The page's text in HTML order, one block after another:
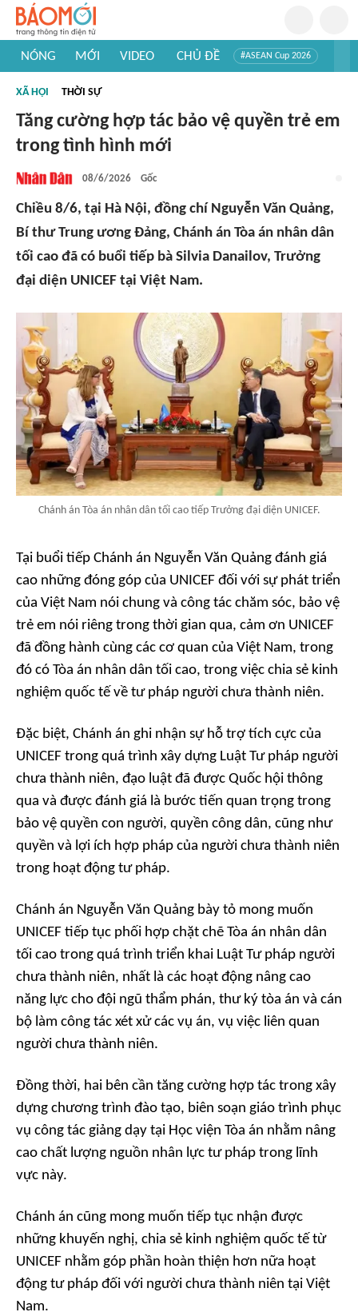
NÓNG MỚI VIDEO CHỦ ĐỀ #ASEAN Cup 2026
#Khám phá thế giới
XÃ HỘI THỜI SỰ
Tăng cường hợp tác bảo vệ quyền trẻ em
trong tình hình mới
08/6/2026 Gốc
Chiều 8/6, tại Hà Nội, đồng chí Nguyễn Văn Quảng,
Bí thư Trung ương Đảng, Chánh án Tòa án nhân dân
tối cao đã có buổi tiếp bà Silvia Danailov, Trưởng
đại diện UNICEF tại Việt Nam.
Chánh án Tòa án nhân dân tối cao tiếp Trưởng đại diện UNICEF.
Tại buổi tiếp Chánh án Nguyễn Văn Quảng đánh giá
cao những đóng góp của UNICEF đối với sự phát triển
của Việt Nam nói chung và công tác chăm sóc, bảo vệ
trẻ em nói riêng trong thời gian qua, cảm ơn UNICEF
đã đồng hành cùng các cơ quan của Việt Nam, trong
đó có Tòa án nhân dân tối cao, trong việc chia sẻ kinh
nghiệm quốc tế về tư pháp người chưa thành niên.
Đặc biệt, Chánh án ghi nhận sự hỗ trợ tích cực của
UNICEF trong quá trình xây dựng Luật Tư pháp người
chưa thành niên, đạo luật đã được Quốc hội thông
qua và được đánh giá là bước tiến quan trọng trong
bảo vệ quyền con người, quyền công dân, cũng như
quyền và lợi ích hợp pháp của người chưa thành niên
trong hoạt động tư pháp.
Chánh án Nguyễn Văn Quảng bày tỏ mong muốn
UNICEF tiếp tục phối hợp chặt chẽ Tòa án nhân dân
tối cao trong quá trình triển khai Luật Tư pháp người
chưa thành niên, nhất là các hoạt động nâng cao
năng lực cho đội ngũ thẩm phán, thư ký tòa án và cán
bộ làm công tác xét xử các vụ án, vụ việc liên quan
người chưa thành niên.
Đồng thời, hai bên cần tăng cường hợp tác trong xây
dựng chương trình đào tạo, biên soạn giáo trình phục
vụ công tác giảng dạy tại Học viện Tòa án nhằm nâng
cao chất lượng nguồn nhân lực tư pháp trong lĩnh
vực này.
Chánh án cũng mong muốn tiếp tục nhận được
những khuyến nghị, chia sẻ kinh nghiệm quốc tế từ
UNICEF nhằm góp phần hoàn thiện hơn nữa hoạt
động tư pháp đối với người chưa thành niên tại Việt
Nam.